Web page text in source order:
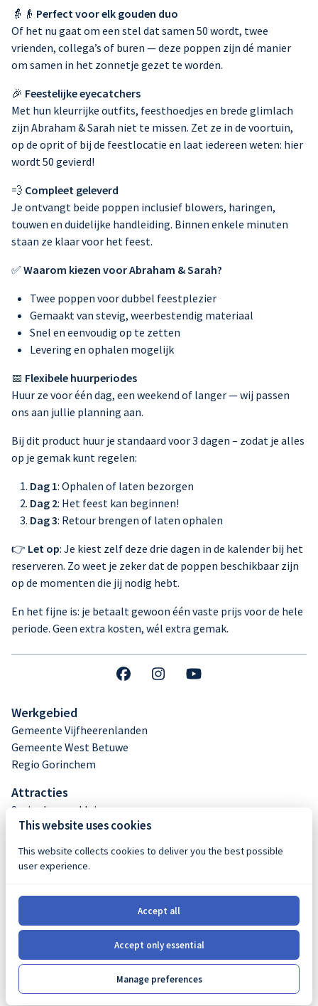
👵👴 Perfect voor elk gouden duo
Of het nu gaat om een stel dat samen 50 wordt, twee
vrienden, collega’s of buren — deze poppen zijn dé manier
om samen in het zonnetje gezet te worden.
🎉 Feestelijke eyecatchers
Met hun kleurrijke outfits, feesthoedjes en brede glimlach
zijn Abraham & Sarah niet te missen. Zet ze in de voortuin,
op de oprit of bij de feestlocatie en laat iedereen weten: hier
wordt 50 gevierd!
💨 Compleet geleverd
Je ontvangt beide poppen inclusief blowers, haringen,
touwen en duidelijke handleiding. Binnen enkele minuten
staan ze klaar voor het feest.
✅ Waarom kiezen voor Abraham & Sarah?
Twee poppen voor dubbel feestplezier
Gemaakt van stevig, weerbestendig materiaal
Snel en eenvoudig op te zetten
Levering en ophalen mogelijk
📅 Flexibele huurperiodes
Huur ze voor één dag, een weekend of langer — wij passen
ons aan jullie planning aan.
Bij dit product huur je standaard voor 3 dagen – zodat je alles
op je gemak kunt regelen:
Dag 1: Ophalen of laten bezorgen
Dag 2: Het feest kan beginnen!
Dag 3: Retour brengen of laten ophalen
👉 Let op: Je kiest zelf deze drie dagen in de kalender bij het
reserveren. Zo weet je zeker dat de poppen beschikbaar zijn
op de momenten die jij nodig hebt.
En het fijne is: je betaalt gewoon één vaste prijs voor de hele
periode. Geen extra kosten, wél extra gemak.
Werkgebied
Gemeente Vijfheerenlanden
Gemeente West Betuwe
Regio Gorinchem
Attracties
Springkussen klein
Springkussen middel
Stormbaan huren
Abraham en Sarah
© 2026, Luchtig Verhuur |Privacy policy|Powered by
Booqable
This website uses cookies
This website collects cookies to deliver you the best possible
user experience.
Accept all
Accept only essential
Manage preferences